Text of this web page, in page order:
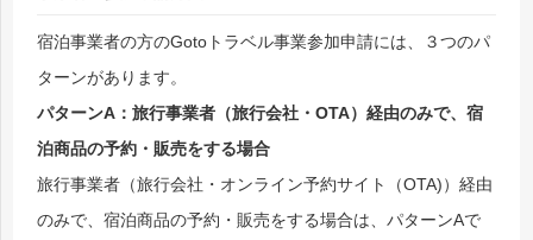
宿泊事業者の方のGotoトラベル事業参加申請には、３つのパ
ターンがあります。
パターンA：旅行事業者（旅行会社・OTA）経由のみで、宿
泊商品の予約・販売をする場合
旅行事業者（旅行会社・オンライン予約サイト（OTA)）経由
のみで、宿泊商品の予約・販売をする場合は、パターンAで